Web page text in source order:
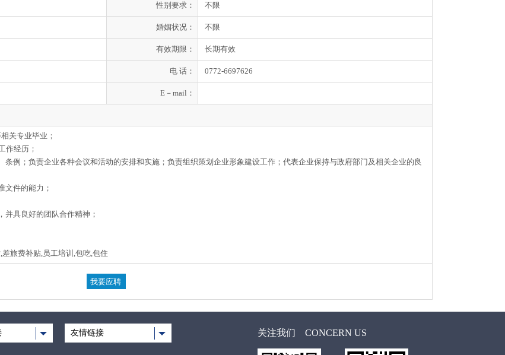
性别要求： 不限
婚姻状况： 不限
有效期限： 长期有效
电 话： 0772-6697626
E－mail：
关专业毕业；
作经历；
例；负责企业各种会议和活动的安排和实施；负责组织策划企业形象建设工作；代表企业保持与政府部门及相关企业的良
文件的能力；
具良好的团队合作精神；
旅费补贴,员工培训,包吃,包住
友情链接 关注我们 CONCERN US